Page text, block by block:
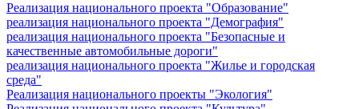
Реализация национального проекта "Образование"
реализация национального проекта "Демография"
реализация национального проекта "Безопасные и
качественные автомобильные дороги"
реализация национального проекта "Жилье и городская
среда"
Реализация национального проекты "Экология"